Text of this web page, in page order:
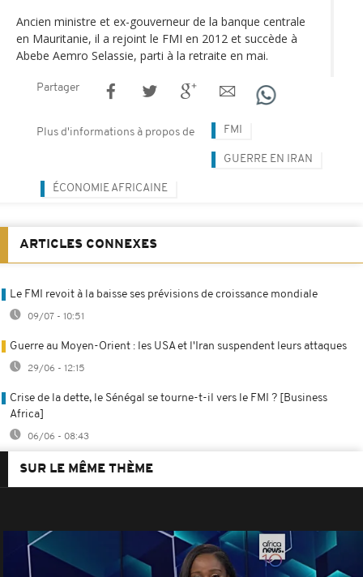
Ancien ministre et ex-gouverneur de la banque centrale
en Mauritanie, il a rejoint le FMI en 2012 et succède à
Abebe Aemro Selassie, parti à la retraite en mai.
Partager
Plus d'informations à propos de FMI
GUERRE EN IRAN
ÉCONOMIE AFRICAINE
ARTICLES CONNEXES
Le FMI revoit à la baisse ses prévisions de croissance mondiale
09/07 - 10:51
Guerre au Moyen-Orient : les USA et l'Iran suspendent leurs attaques
29/06 - 12:15
Crise de la dette, le Sénégal se tourne-t-il vers le FMI ? [Business
Africa]
06/06 - 08:43
SUR LE MÊME THÈME